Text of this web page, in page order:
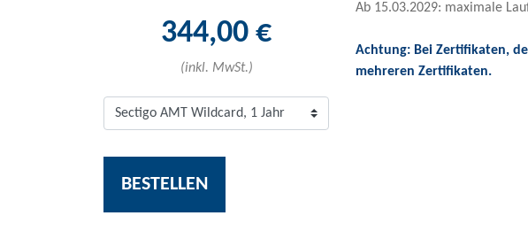
344,00 €
(inkl. MwSt.)
BESTELLEN
Ab 15.03.2029: maximale
Achtung: Bei Zertifikaten,
mehreren Zertifikaten.